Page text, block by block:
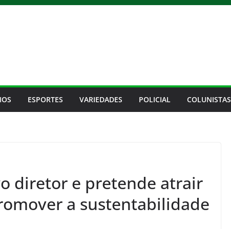
ESPORTES VARIEDADES POLICIAL COLUNISTAS
diretor e pretende atrair
a sustentabilidade